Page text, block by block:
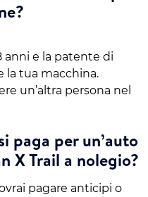
anni e la patente di
la tua macchina.
un’altra persona nel
paga per un’auto
X Trail a nolegio?
pagare anticipi o